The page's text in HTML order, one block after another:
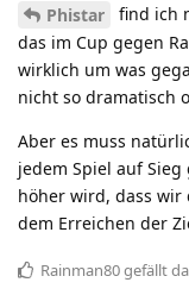
Phistar
find ich
das im Cup gegen
wirklich um was
nicht so dramatisch
Aber es muss
jedem Spiel auf
höher wird, dass wir
dem Erreichen der
Rainman80gefällt